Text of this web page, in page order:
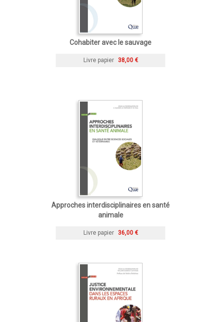
Cohabiter avec le sauvage
Livre papier 38,00 €
Approches interdisciplinaires en santé
animale
Livre papier 36,00 €